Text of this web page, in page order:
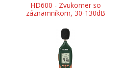
HD600 - Zvukomer so
záznamníkom, 30-130dB